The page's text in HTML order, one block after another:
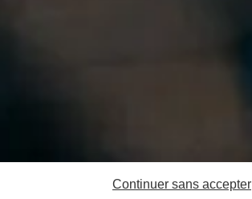
Continuer sans accepter